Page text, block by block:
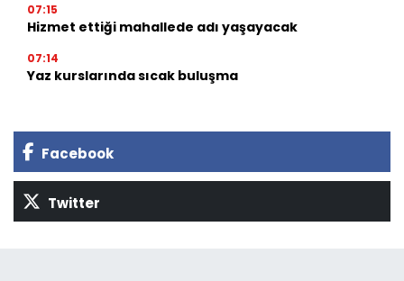
07:15
Hizmet ettiği mahallede adı yaşayacak
07:14
Yaz kurslarında sıcak buluşma
Facebook
Twitter